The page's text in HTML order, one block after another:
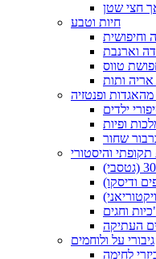
חצי שטן
חיות וטבע
וחיפושית
וארנבת
טווס
ותות
ופנטזיה
ילדים
ופיות
שחור
והיסטורי
וחגים
העתיקה
גיבורי על ולוחמים
לחימה